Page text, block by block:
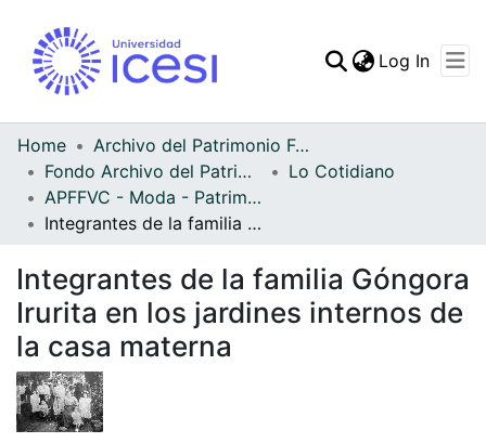
Statistics
Log In
Home
Archivo del Patrimonio Fotográfico y Fílmico del Valle del Cauca
Fondo Archivo del Patrimonio Fotográfico y Fílmico del Valle del Cauca
Lo Cotidiano
APFFVC - Moda - Patrimonial
Integrantes de la familia Góngora Irurita en los jardines internos de la casa materna
Integrantes de la familia Góngora
Irurita en los jardines internos de
la casa materna